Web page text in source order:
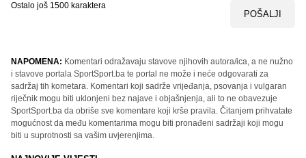
Ostalo još 1500 karaktera
POŠALJI
NAPOMENA: Komentari odražavaju stavove njihovih autora/ica, a ne nužno
i stavove portala SportSport.ba te portal ne može i neće odgovarati za
sadržaj tih kometara. Komentari koji sadrže vrijeđanja, psovanja i vulgaran
riječnik mogu biti uklonjeni bez najave i objašnjenja, ali to ne obavezuje
SportSport.ba da obriše sve komentare koji krše pravila. Čitanjem prihvatate
mogućnost da među komentarima mogu biti pronađeni sadržaji koji mogu
biti u suprotnosti sa vašim uvjerenjima.